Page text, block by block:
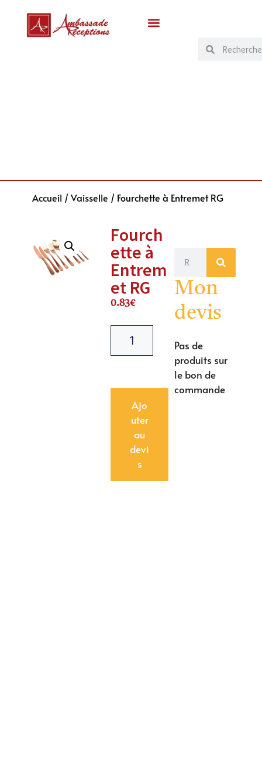
Accueil / Vaisselle / Fourchette à Entremet RG
Fourch
ette à
Entrem
et RG
0.83€
Ajo
uter
au
devi
s
Mon
devis
Pas de
produits sur
le bon de
commande